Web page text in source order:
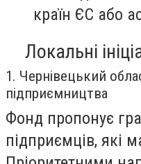
країн ЄС або
Локальні
1. Чернівецький
підприємництва
Фонд пропонує
підприємців, які